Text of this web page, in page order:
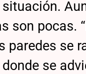
son pocas.
paredes se
se